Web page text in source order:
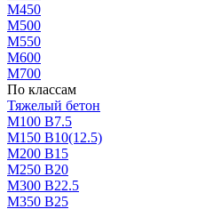
М450
М500
М550
М600
М700
По классам
Тяжелый бетон
М100 В7.5
М150 В10(12.5)
М200 В15
М250 В20
М300 В22.5
М350 В25